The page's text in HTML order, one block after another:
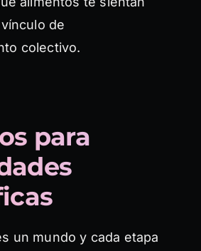
de
colectivo.
para
un mundo y cada etapa